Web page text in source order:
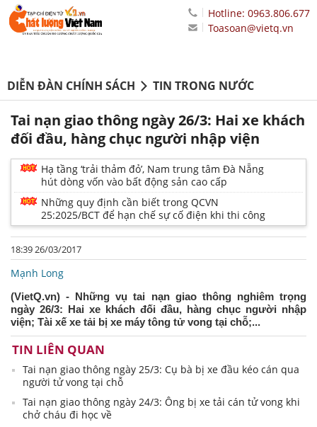
Hotline: 0963.806.677
Toasoan@vietq.vn
DIỄN ĐÀN CHÍNH SÁCH TIN TRONG NƯỚC
Tai nạn giao thông ngày 26/3: Hai xe khách
đối đầu, hàng chục người nhập viện
Hạ tầng ‘trải thảm đỏ’, Nam trung tâm Đà Nẵng
hút dòng vốn vào bất động sản cao cấp
Những quy định cần biết trong QCVN
25:2025/BCT để hạn chế sự cố điện khi thi công
18:39 26/03/2017
Mạnh Long
(VietQ.vn) - Những vụ tai nạn giao thông nghiêm trọng
ngày 26/3: Hai xe khách đối đầu, hàng chục người nhập
viện; Tài xế xe tải bị xe máy tông tử vong tại chỗ;...
TIN LIÊN QUAN
Tai nạn giao thông ngày 25/3: Cụ bà bị xe đầu kéo cán qua
người tử vong tại chỗ
Tai nạn giao thông ngày 24/3: Ông bị xe tải cán tử vong khi
chở cháu đi học về